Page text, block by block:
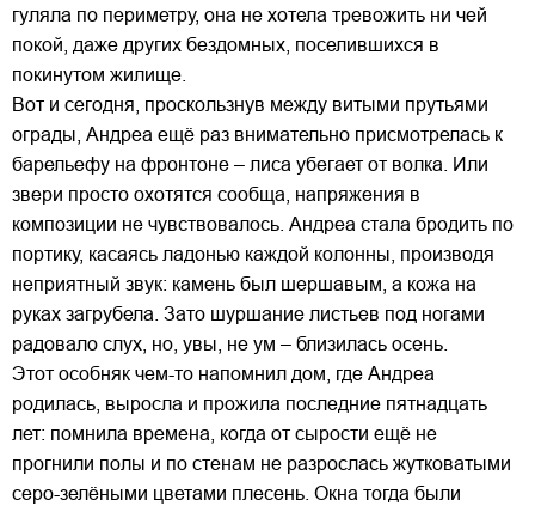
гуляла по периметру, она не хотела тревожить ни чей
покой, даже других бездомных, поселившихся в
покинутом жилище.
Вот и сегодня, проскользнув между витыми прутьями
ограды, Андреа ещё раз внимательно присмотрелась к
барельефу на фронтоне – лиса убегает от волка. Или
звери просто охотятся сообща, напряжения в
композиции не чувствовалось. Андреа стала бродить по
портику, касаясь ладонью каждой колонны, производя
неприятный звук: камень был шершавым, а кожа на
руках загрубела. Зато шуршание листьев под ногами
радовало слух, но, увы, не ум – близилась осень.
Этот особняк чем-то напомнил дом, где Андреа
родилась, выросла и прожила последние пятнадцать
лет: помнила времена, когда от сырости ещё не
прогнили полы и по стенам не разрослась жутковатыми
серо-зелёными цветами плесень. Окна тогда были